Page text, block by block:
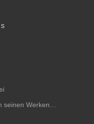
seinen Werken…